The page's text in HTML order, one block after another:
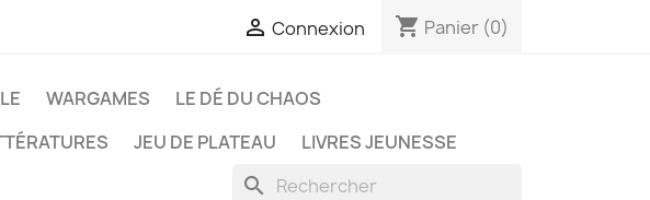
 Connexion shopping_cart Panier (0)
WARGAMES
LE DÉ DU CHAOS
JEU DE PLATEAU LIVRES JEUNESSE
search